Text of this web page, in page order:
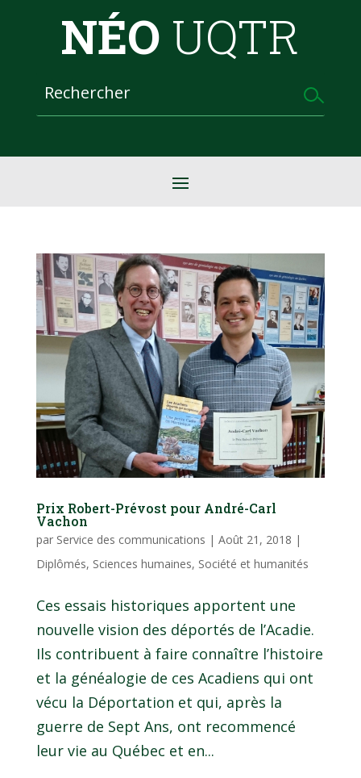
NÉO UQTR
Prix Robert-Prévost pour André-Carl
Vachon
par Service des communications | Août 21, 2018 |
Diplômés, Sciences humaines, Société et humanités
Ces essais historiques apportent une
nouvelle vision des déportés de l’Acadie.
Ils contribuent à faire connaître l’histoire
et la généalogie de ces Acadiens qui ont
vécu la Déportation et qui, après la
guerre de Sept Ans, ont recommencé
leur vie au Québec et en...